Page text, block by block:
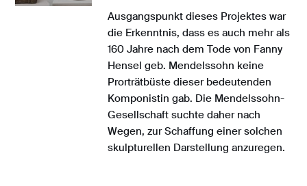
Ausgangspunkt dieses Projektes war
die Erkenntnis, dass es auch mehr als
160 Jahre nach dem Tode von Fanny
Hensel geb. Mendelssohn keine
Prorträtbüste dieser bedeutenden
Komponistin gab. Die Mendelssohn-
Gesellschaft suchte daher nach
Wegen, zur Schaffung einer solchen
skulpturellen Darstellung anzuregen.